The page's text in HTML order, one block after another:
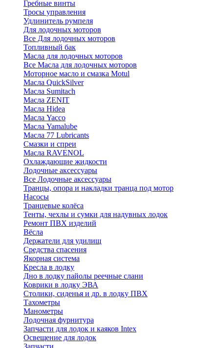
Гребные винты
Тросы управления
Удлинитель румпеля
Для лодочных моторов
Все Для лодочных моторов
Топливный бак
Масла для лодочных моторов
Все Масла для лодочных моторов
Моторное масло и смазка Motul
Масла QuickSilver
Масла Sumitach
Масла ZENIT
Масла Hidea
Масла Yacco
Масла Yamalube
Масла 77 Lubricants
Смазки и спреи
Масла RAVENOL
Охлаждающие жидкости
Лодочные аксессуары
Все Лодочные аксессуары
Транцы, опора и накладки транца под мотор
Насосы
Транцевые колёса
Тенты, чехлы и сумки для надувных лодок
Ремонт ПВХ изделий
Вёсла
Держатели для удилищ
Средства спасения
Якорная система
Кресла в лодку
Дно в лодку пайолы реечные слани
Коврики в лодку ЭВА
Столики, сиденья и др. в лодку ПВХ
Тахометры
Манометры
Лодочная фурнитура
Запчасти для лодок и каяков Intex
Освещение для лодок
Запчасти